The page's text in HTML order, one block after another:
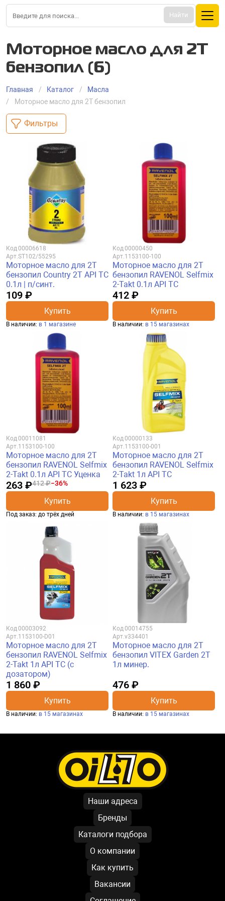
Найти
Моторное масло для 2Т
бензопил (6)
Главная Каталог
Масла
Моторное масло для 2Т бензопил
Фильтры
Код00006618
Арт.ST102/55295
Моторное масло для 2Т
бензопил Country 2T API TC
0.1л | п/синт.
109 ₽
Купить
В наличии: в 1 магазине
Код00000450
Арт.1153100-100
Моторное масло для 2Т
бензопил RAVENOL Selfmix
2-Takt 0.1л API TC
412 ₽
Купить
В наличии: в 15 магазинах
Код00011081
Арт.1153100-100
Моторное масло для 2Т
бензопил RAVENOL Selfmix
2-Takt 0.1л API TC Уценка
263 ₽412 ₽−36%
Купить
Под заказ: до трёх дней
Код00000133
Арт.1153100-001
Моторное масло для 2Т
бензопил RAVENOL Selfmix
2-Takt 1л API TC
1 623 ₽
Купить
В наличии: в 15 магазинах
Код00003092
Арт.1153100-D01
Моторное масло для 2Т
бензопил RAVENOL Selfmix
2-Takt 1л API TC (с
дозатором)
1 860 ₽
Купить
В наличии: в 15 магазинах
Код00014755
Арт.v334401
Моторное масло для 2Т
бензопил VITEX Garden 2T
1л минер.
476 ₽
Купить
В наличии: в 15 магазинах
Наши адреса
Бренды
Каталоги подбора
О компании
Как купить
Вакансии